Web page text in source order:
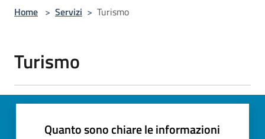
Home > Servizi > Turismo
Turismo
Quanto sono chiare le informazioni